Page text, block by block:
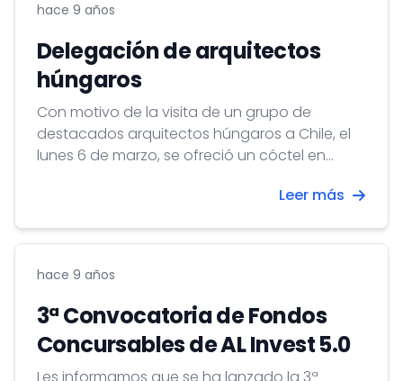
hace 9 años
Delegación de arquitectos
húngaros
Con motivo de la visita de un grupo de
destacados arquitectos húngaros a Chile, el
lunes 6 de marzo, se ofreció un cóctel en
Leer más
hace 9 años
3ª Convocatoria de Fondos
Concursables de AL Invest 5.0